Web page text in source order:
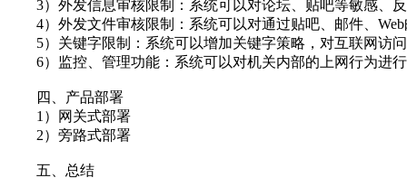
3）外发信息审核限制：系统可以对论坛、贴吧等敏感、
4）外发文件审核限制：系统可以对通过贴吧、邮件、Web
5）关键字限制：系统可以增加关键字策略，对互联网访
6）监控、管理功能：系统可以对机关内部的上网行为进
四、产品部署
1）网关式部署
2）旁路式部署
五、总结